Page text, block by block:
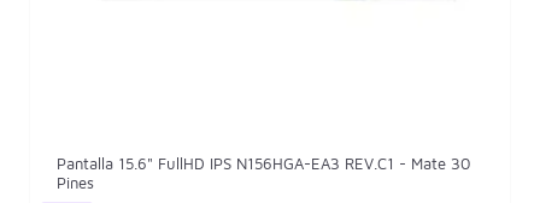
Pantalla 15.6" FullHD IPS N156HGA-EA3 REV.C1 - Mate 30
Pines